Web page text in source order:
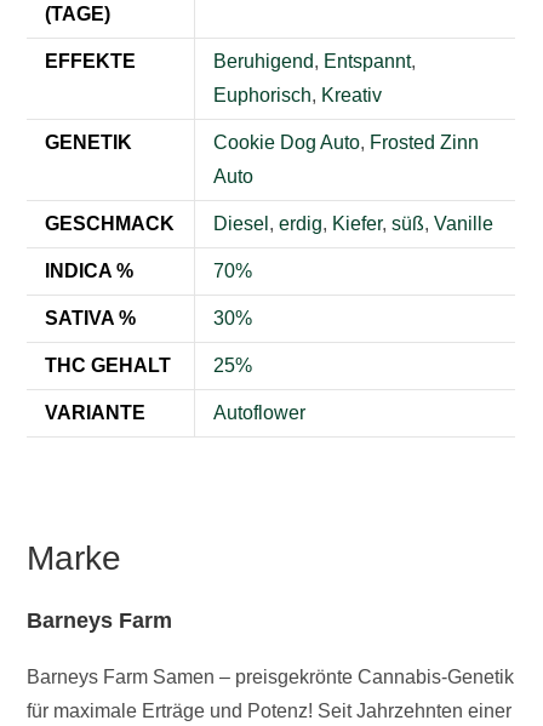
(TAGE)
EFFEKTE Beruhigend, Entspannt,
Euphorisch, Kreativ
GENETIK Cookie Dog Auto, Frosted Zinn
Auto
GESCHMACK Diesel ,erdig, Kiefer,süß,Vanille
INDICA % 70%
SATIVA % 30%
THC GEHALT 25%
VARIANTE Autoflower
Marke
Barneys Farm
Barneys Farm Samen – preisgekrönte Cannabis-Genetik
für maximale Erträge und Potenz! Seit Jahrzehnten einer